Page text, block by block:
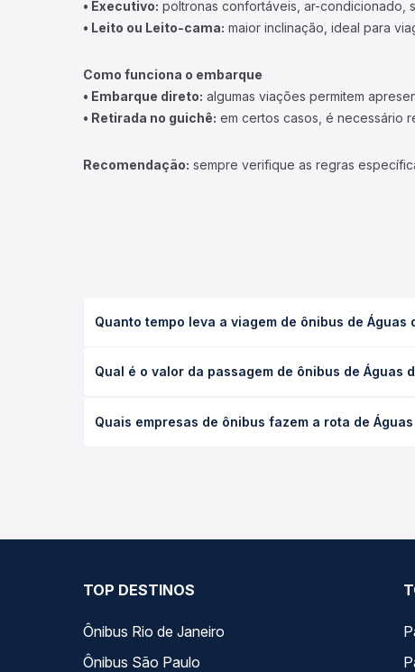
• Executivo: poltronas confortáveis, ar-condicionado,
• Leito ou Leito-cama: maior inclinação, ideal para
Como funciona o embarque
• Embarque direto: algumas viações permitem
• Retirada no guichê: em certos casos, é necessário
Recomendação: sempre verifique as regras
Quanto tempo leva a viagem de ônibus de
(convencional, executivo ou leito) e as condições
Qual é o valor da passagem de ônibus de Águas
tipo de poltrona e a antecedência da compra. Na
Quais empresas de ônibus fazem a rota de
TOP DESTINOS
Ônibus Rio de Janeiro
Ônibus São Paulo